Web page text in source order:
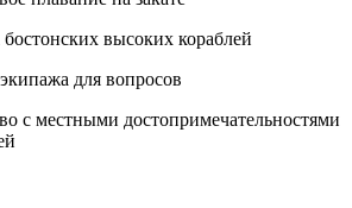
высоких кораблей
для вопросов
с местными достопримечательностями